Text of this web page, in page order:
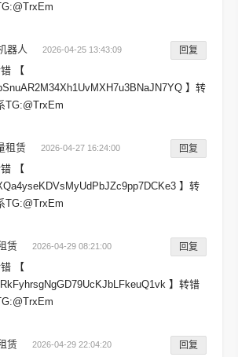
器人 2026-04-25 13:43:09 回复
【
】转
TG:@TrxEm
租赁 2026-04-27 16:24:00 回复
【
】转
TG:@TrxEm
赁 2026-04-29 08:21:00 回复
【
】转错
赁 2026-04-29 22:04:20 回复